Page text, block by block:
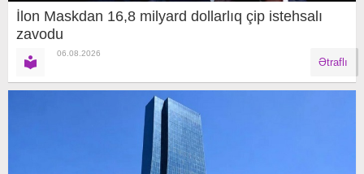
İlon Maskdan 16,8 milyard dollarlıq çip istehsalı
zavodu
06.08.2026
Ətraflı